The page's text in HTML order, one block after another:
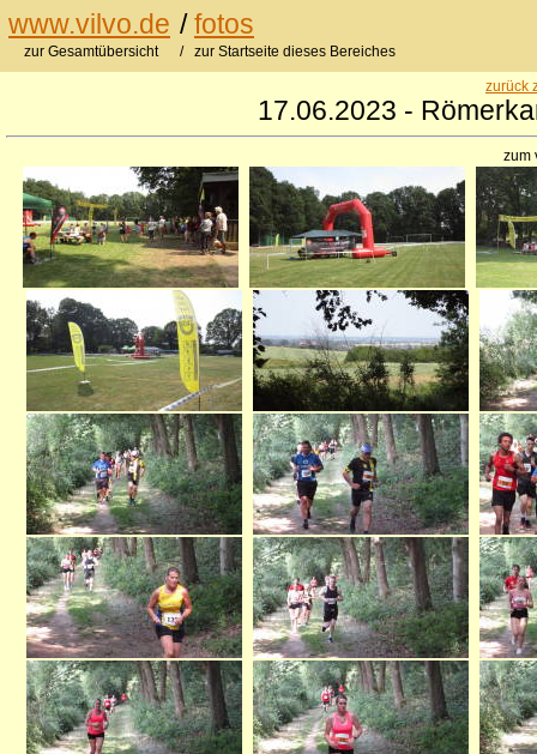
www.vilvo.de /fotos
zur Gesamtübersicht / zur Startseite dieses Bereiches
zurück
17.06.2023 -
zum